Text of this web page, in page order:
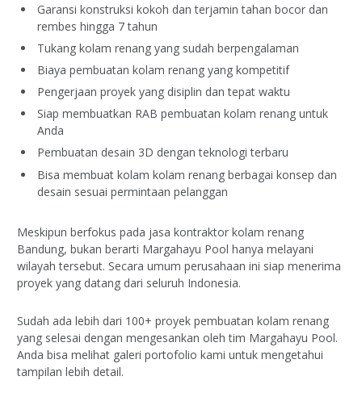
Garansi konstruksi kokoh dan terjamin tahan bocor dan
rembes hingga 7 tahun
Tukang kolam renang yang sudah berpengalaman
Biaya pembuatan kolam renang yang kompetitif
Pengerjaan proyek yang disiplin dan tepat waktu
Siap membuatkan RAB pembuatan kolam renang untuk
Anda
Pembuatan desain 3D dengan teknologi terbaru
Bisa membuat kolam kolam renang berbagai konsep dan
desain sesuai permintaan pelanggan
Meskipun berfokus pada jasa kontraktor kolam renang
Bandung, bukan berarti Margahayu Pool hanya melayani
wilayah tersebut. Secara umum perusahaan ini siap menerima
proyek yang datang dari seluruh Indonesia.
Sudah ada lebih dari 100+ proyek pembuatan kolam renang
yang selesai dengan mengesankan oleh tim Margahayu Pool.
Anda bisa melihat galeri portofolio kami untuk mengetahui
tampilan lebih detail.